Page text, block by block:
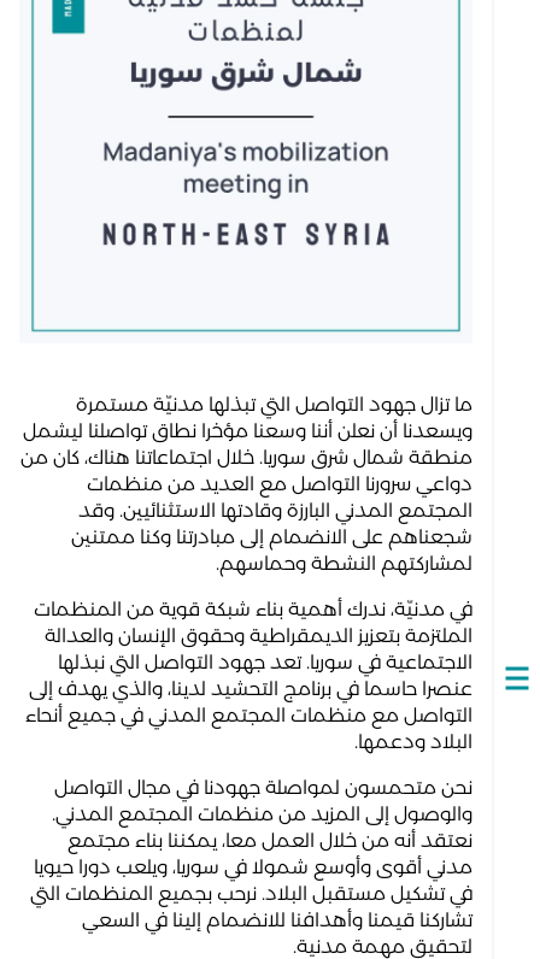
Open
navigation
ما تزال جهود التواصل التي تبذلها مدنيّة مستمرة
ويسعدنا أن نعلن أننا وسعنا مؤخرا نطاق تواصلنا ليشمل
منطقة شمال شرق سوريا. خلال اجتماعاتنا هناك، كان من
دواعي سرورنا التواصل مع العديد من منظمات
المجتمع المدني البارزة وقادتها الاستثنائيين. وقد
شجعناهم على الانضمام إلى مبادرتنا وكنا ممتنين
لمشاركتهم النشطة وحماسهم.
في مدنيّة، ندرك أهمية بناء شبكة قوية من المنظمات
الملتزمة بتعزيز الديمقراطية وحقوق الإنسان والعدالة
الاجتماعية في سوريا. تعد جهود التواصل التي نبذلها
عنصرا حاسما في برنامج التحشيد لدينا، والذي يهدف إلى
التواصل مع منظمات المجتمع المدني في جميع أنحاء
البلاد ودعمها.
نحن متحمسون لمواصلة جهودنا في مجال التواصل
والوصول إلى المزيد من منظمات المجتمع المدني.
نعتقد أنه من خلال العمل معا، يمكننا بناء مجتمع
مدني أقوى وأوسع شمولا في سوريا، ويلعب دورا حيويا
في تشكيل مستقبل البلاد. نرحب بجميع المنظمات التي
تشاركنا قيمنا وأهدافنا للانضمام إلينا في السعي
لتحقيق مهمة مدنية.